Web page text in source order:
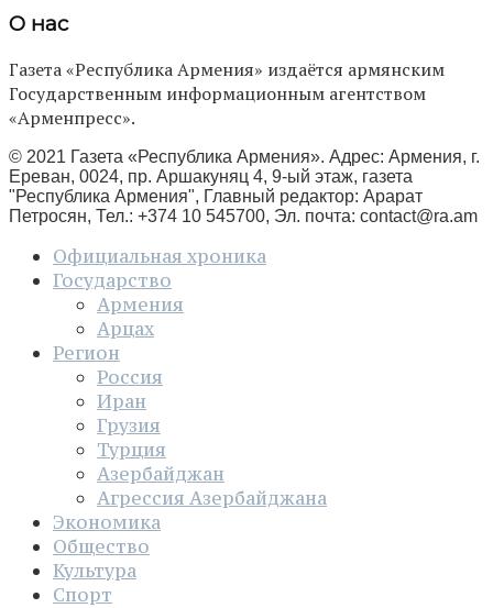
О нас
Газета «Республика Армения» издаётся армянским
Государственным информационным агентством
«Арменпресс».
© 2021 Газета «Республика Армения». Адрес: Армения, г.
Ереван, 0024, пр. Аршакуняц 4, 9-ый этаж, газета
"Республика Армения", Главный редактор: Арарат
Петросян, Тел.: +374 10 545700, Эл. почта: contact@ra.am
Официальная хроника
Государство
Армения
Арцах
Регион
Россия
Иран
Грузия
Турция
Азербайджан
Агрессия Азербайджана
Экономика
Общество
Культура
Спорт